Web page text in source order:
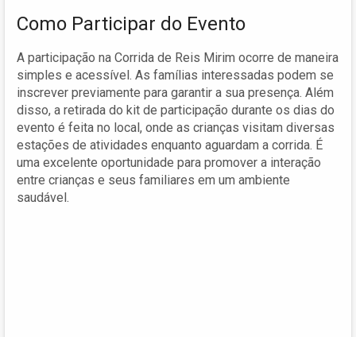
Como Participar do Evento
A participação na Corrida de Reis Mirim ocorre de maneira
simples e acessível. As famílias interessadas podem se
inscrever previamente para garantir a sua presença. Além
disso, a retirada do kit de participação durante os dias do
evento é feita no local, onde as crianças visitam diversas
estações de atividades enquanto aguardam a corrida. É
uma excelente oportunidade para promover a interação
entre crianças e seus familiares em um ambiente
saudável.